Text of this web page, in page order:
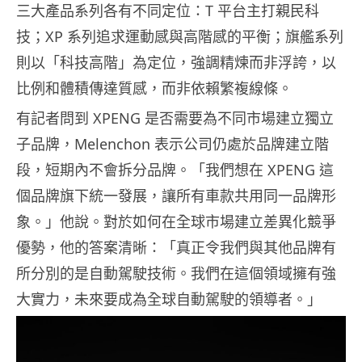
三大產品系列各有不同定位：T 平台主打親民科
技；XP 系列追求運動感與高階感的平衡；旗艦系列
則以「科技高階」為定位，強調精煉而非浮誇，以
比例和體積傳達質感，而非依賴繁複線條。
有記者問到 XPENG 是否需要為不同市場建立獨立
子品牌，Melenchon 表示公司仍處於品牌建立階
段，短期內不會拆分品牌。「我們想在 XPENG 這
個品牌旗下統一發展，讓所有車款共用同一品牌形
象。」他說。對於如何在全球市場建立差異化競爭
優勢，他的答案清晰：「真正令我們與其他品牌有
所分別的是自動駕駛技術。我們在這個領域擁有強
大實力，未來要成為全球自動駕駛的領導者。」